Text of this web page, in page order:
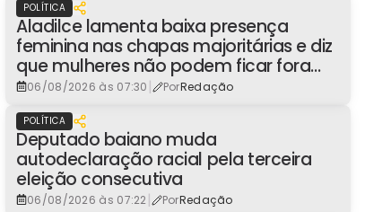
POLÍTICA
Aladilce lamenta baixa presença
feminina nas chapas majoritárias e diz
que mulheres não podem ficar fora
dos espaços de poder
06/08/2026 às 07:30 | PorRedação
POLÍTICA
Deputado baiano muda
autodeclaração racial pela terceira
eleição consecutiva
06/08/2026 às 07:22| PorRedação